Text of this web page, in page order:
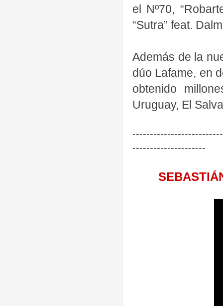
el Nº70,
“Sutra” feat.
Además de la
dúo Lafame, en
obtenido
Uruguay, El
---------------------